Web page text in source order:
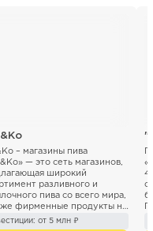
– магазины пива
— это сеть магазинов,
широкий
разливного и
пива со всего мира,
фирменные продукты на
от 5 млн ₽